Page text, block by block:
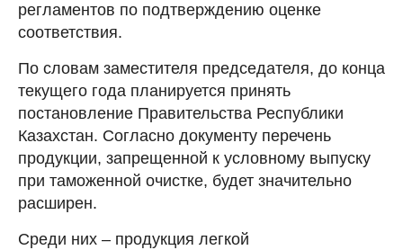
регламентов по подтверждению оценке
соответствия.
По словам заместителя председателя, до конца
текущего года планируется принять
постановление Правительства Республики
Казахстан. Согласно документу перечень
продукции, запрещенной к условному выпуску
при таможенной очистке, будет значительно
расширен.
Среди них – продукция легкой